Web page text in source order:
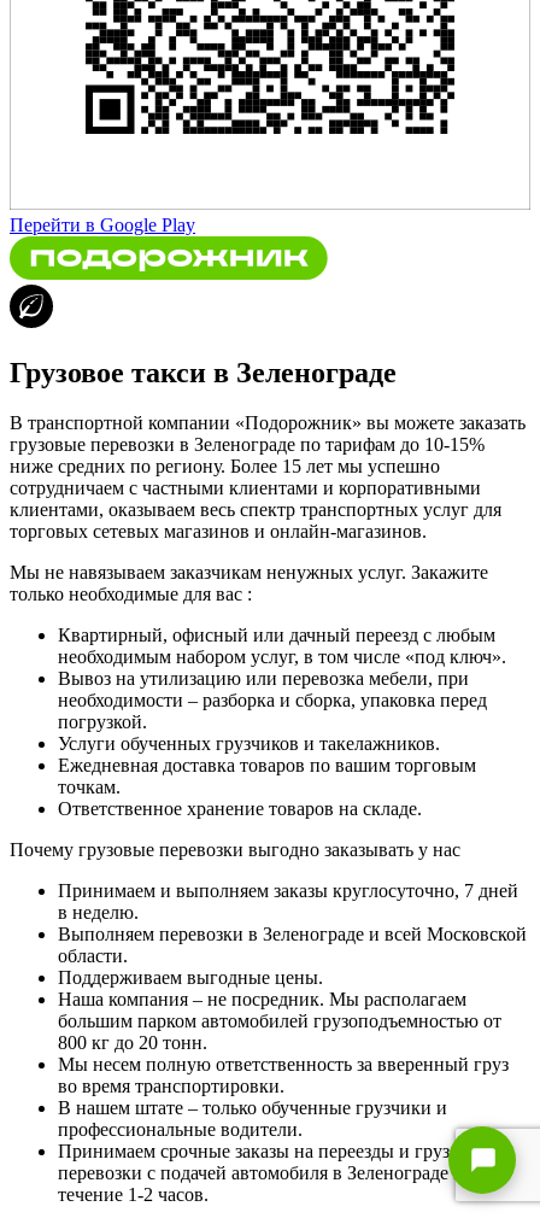
Перейти в Google Play
Грузовое такси в Зеленограде
В транспортной компании «Подорожник» вы можете заказать
грузовые перевозки в Зеленограде по тарифам до 10-15%
ниже средних по региону. Более 15 лет мы успешно
сотрудничаем с частными клиентами и корпоративными
клиентами, оказываем весь спектр транспортных услуг для
торговых сетевых магазинов и онлайн-магазинов.
Мы не навязываем заказчикам ненужных услуг. Закажите
только необходимые для вас :
Квартирный, офисный или дачный переезд с любым
необходимым набором услуг, в том числе «под ключ».
Вывоз на утилизацию или перевозка мебели, при
необходимости – разборка и сборка, упаковка перед
погрузкой.
Услуги обученных грузчиков и такелажников.
Ежедневная доставка товаров по вашим торговым
точкам.
Ответственное хранение товаров на складе.
Почему грузовые перевозки выгодно заказывать у нас
Принимаем и выполняем заказы круглосуточно, 7 дней
в неделю.
Выполняем перевозки в Зеленограде и всей Московской
области.
Поддерживаем выгодные цены.
Наша компания – не посредник. Мы располагаем
большим парком автомобилей грузоподъемностью от
800 кг до 20 тонн.
Мы несем полную ответственность за вверенный груз
во время транспортировки.
В нашем штате – только обученные грузчики и
профессиональные водители.
Принимаем срочные заказы на переезды и грузовые
перевозки с подачей автомобиля в Зеленограде в
течение 1-2 часов.